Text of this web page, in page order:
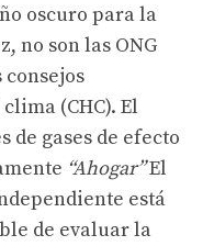
oscuro para la
no son las ONG
(CHC). El
gases de efecto
“Ahogar”El
está
de evaluar la